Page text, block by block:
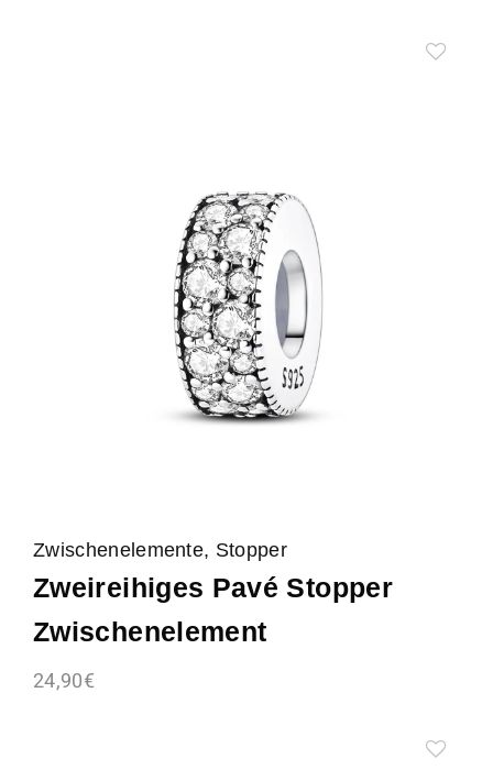
Zwischenelemente, Stopper
Zweireihiges Pavé Stopper
Zwischenelement
24,90€